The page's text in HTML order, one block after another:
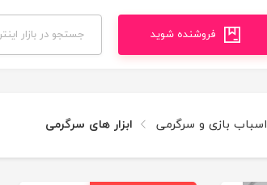
فروشنده شوید
اسباب بازی و سرگرمی ابزار های سرگرمی